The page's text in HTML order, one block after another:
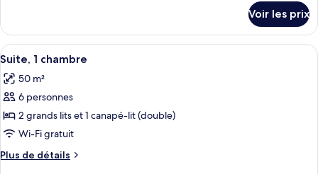
Suite,
chambre
le
type
de
Suite,
Voir les prix
Afficher
toutes
les
photos
pour
ce
type
de
Une cuisine de taille réduite, dotée
6
Suite, 1 chambre
50 m²
6 personnes
2 grands lits et 1 canapé-lit (double)
Wi-Fi gratuit
Plus de détails
Plus